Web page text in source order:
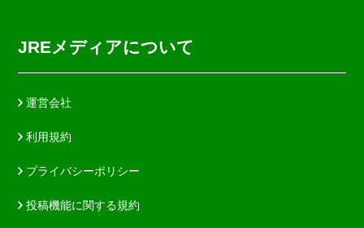
JREメディアについて
運営会社
利用規約
プライバシーポリシー
投稿機能に関する規約